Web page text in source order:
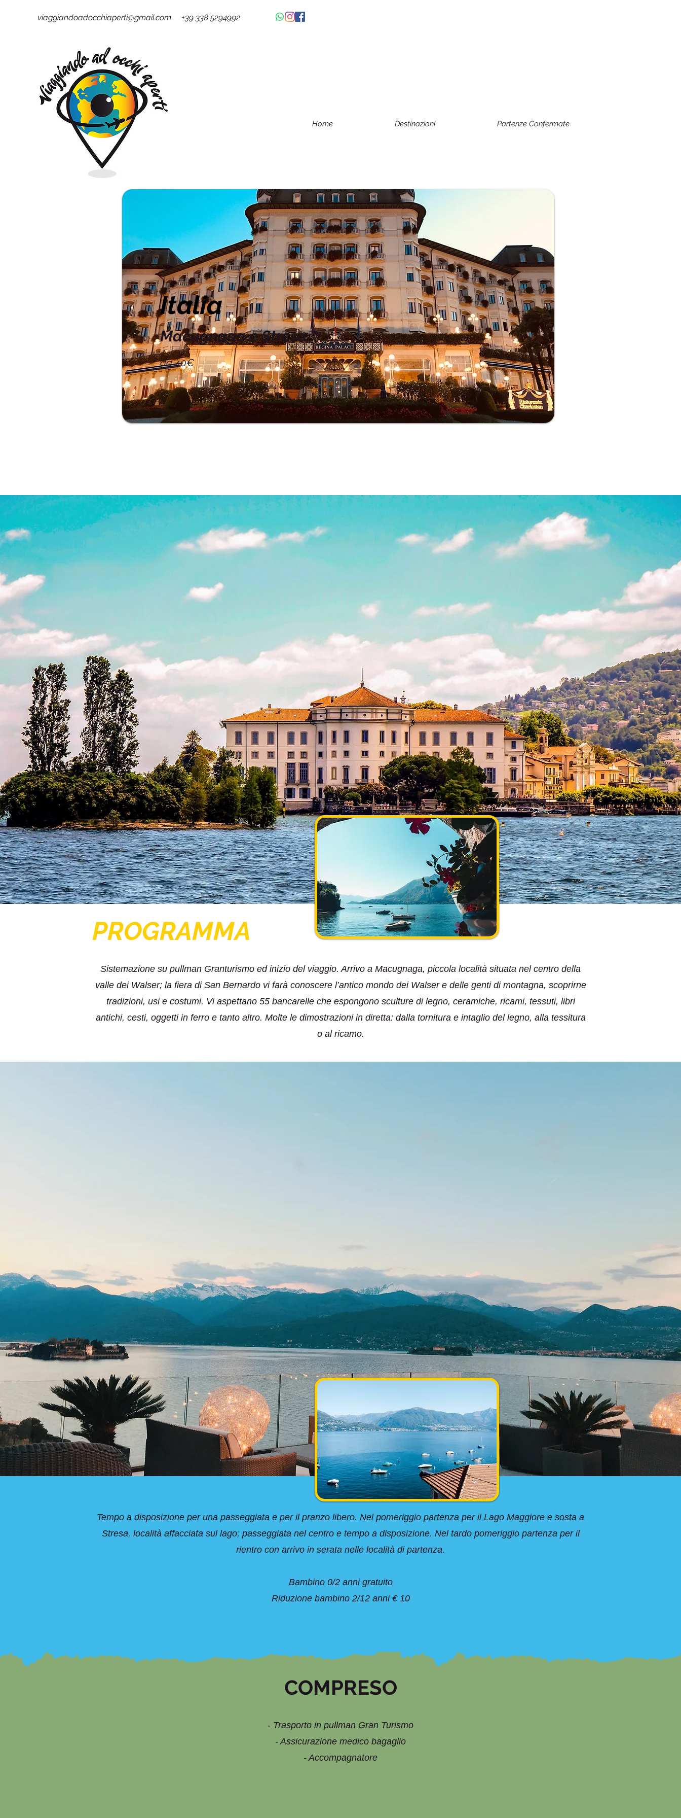
viaggiandoadocchiaperti@gmail.com +39 338 5294992
Home Destinazioni Partenze Confermate
Italia
Macugnaga e Stresa
da 40€
PROGRAMMA
Sistemazione su pullman Granturismo ed inizio del viaggio. Arrivo a Macugnaga, piccola località situata nel centro della
valle dei Walser; la fiera di San Bernardo vi farà conoscere l’antico mondo dei Walser e delle genti di montagna, scoprirne
tradizioni, usi e costumi. Vi aspettano 55 bancarelle che espongono sculture di legno, ceramiche, ricami, tessuti, libri
antichi, cesti, oggetti in ferro e tanto altro. Molte le dimostrazioni in diretta: dalla tornitura e intaglio del legno, alla tessitura
o al ricamo.
Tempo a disposizione per una passeggiata e per il pranzo libero. Nel pomeriggio partenza per il Lago Maggiore e sosta a
Stresa, località affacciata sul lago; passeggiata nel centro e tempo a disposizione. Nel tardo pomeriggio partenza per il
rientro con arrivo in serata nelle località di partenza.
Bambino 0/2 anni gratuito
Riduzione bambino 2/12 anni € 10
COMPRESO
- Trasporto in pullman Gran Turismo
- Assicurazione medico bagaglio
- Accompagnatore